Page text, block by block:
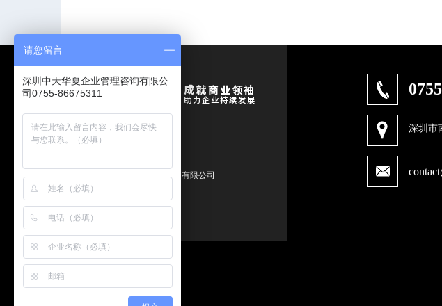
产品创新与研发管理专家
深圳中天华夏企业管理咨询有限公司
版权所有
粤ICP备12059297号
深圳市
请您留言
深圳中天华夏企业管理咨询有限公
司0755-86675311